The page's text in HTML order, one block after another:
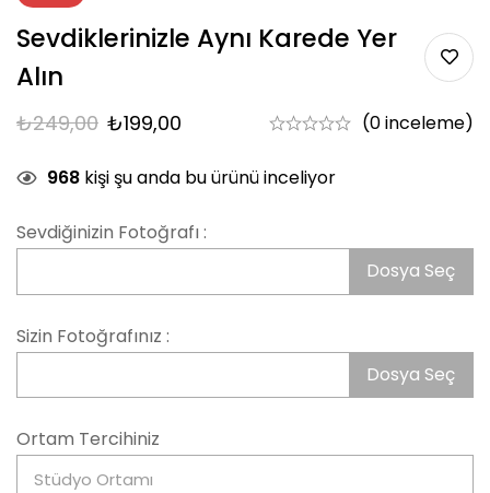
Sevdiklerinizle Aynı Karede Yer
Alın
₺249,00 ₺199,00 (0 inceleme)
968 kişi şu anda bu ürünü inceliyor
Sevdiğinizin Fotoğrafı :
Dosya Seç
Sizin Fotoğrafınız :
Dosya Seç
Ortam Tercihiniz